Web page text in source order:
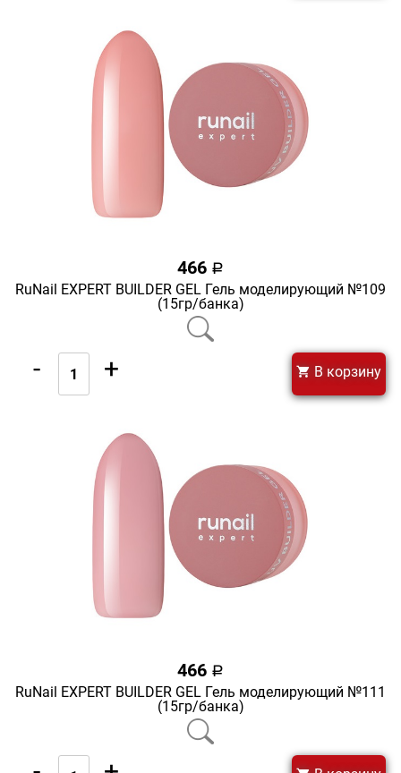
466 a
RuNail EXPERT BUILDER GEL Гель моделирующий №109
(15гр/банка)
- + В корзину
466 a
RuNail EXPERT BUILDER GEL Гель моделирующий №111
(15гр/банка)